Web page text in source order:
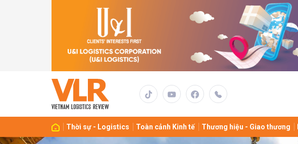
Thời sự - Logistics Toàn cảnh Kinh tế Thương hiệu - Giao thương
Gửi bình luận